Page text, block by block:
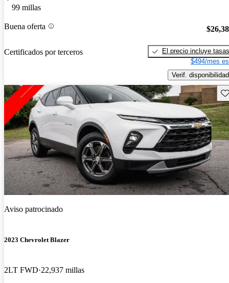
99 millas
Buena oferta
Certificados por terceros
El precio incluye tasas
$494/mes
Verif. disponibilidad
Aviso patrocinado
2023 Chevrolet Blazer
2LT FWD 22,937 millas